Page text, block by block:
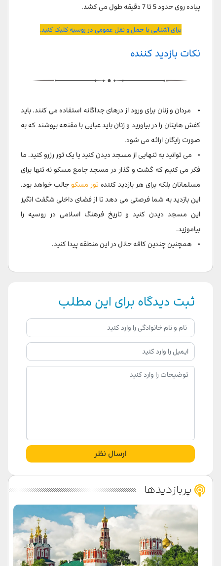
پیاده روی حدود 5 تا 7 دقیقه طول می کشد.
برای آشنایی با حمل و نقل عمومی در روسیه کلیک کنید.
نکات بازدید کننده
• مردان و زنان برای ورود از درهای جداگانه استفاده می کنند. باید
کفش هایتان را در بیاورید و زنان باید عبایی با مقنعه بپوشند که به
صورت رایگان ارائه می شود.
• می توانید به تنهایی از مسجد دیدن کنید یا یک تور رزرو کنید. ما
فکر می کنیم که گشت و گذار در مسجد جامع مسکو نه تنها برای
مسلمانان بلکه برای هر بازدید کننده تور مسکوجالب خواهد بود.
این بازدید به شما فرصتی می دهد تا از فضای داخلی شگفت انگیز
این مسجد دیدن کنید و تاریخ فرهنگ اسلامی در روسیه را
بیاموزید.
• همچنین چندین کافه حلال در این منطقه پیدا کنید.
ثبت دیدگاه برای این مطلب
ارسال نظر
پربازدیدها